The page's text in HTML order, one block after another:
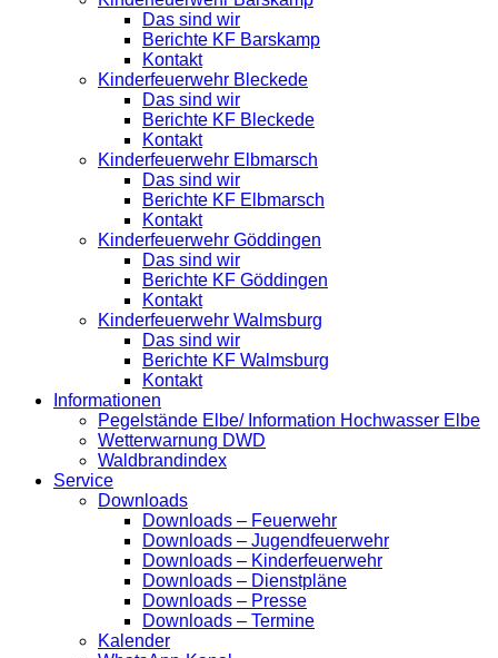
Das sind wir
Berichte KF Barskamp
Kontakt
Kinderfeuerwehr Bleckede
Das sind wir
Berichte KF Bleckede
Kontakt
Kinderfeuerwehr Elbmarsch
Das sind wir
Berichte KF Elbmarsch
Kontakt
Kinderfeuerwehr Göddingen
Das sind wir
Berichte KF Göddingen
Kontakt
Kinderfeuerwehr Walmsburg
Das sind wir
Berichte KF Walmsburg
Kontakt
Informationen
Pegelstände Elbe/ Information Hochwasser Elbe
Wetterwarnung DWD
Waldbrandindex
Service
Downloads
Downloads – Feuerwehr
Downloads – Jugendfeuerwehr
Downloads – Kinderfeuerwehr
Downloads – Dienstpläne
Downloads – Presse
Downloads – Termine
Kalender